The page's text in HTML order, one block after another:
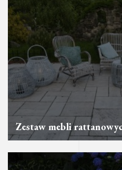
Zestaw mebli